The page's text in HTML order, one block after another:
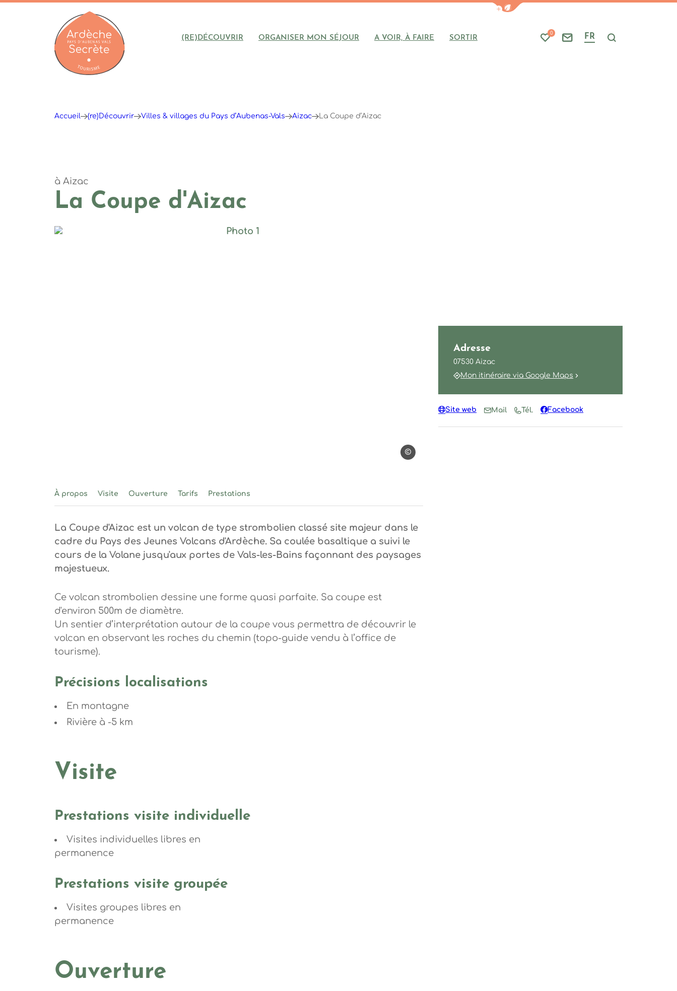
Afficher la barre de navigation du
(RE)DÉCOUVRIR ORGANISER MON SÉJOUR A VOIR, À FAIRE SORTIR Mes favoris
0
Nous contacter
FR Je recherche
Accueil (re)Découvrir Villes & villages du Pays d’Aubenas-Vals Aizac La Coupe d’Aizac
à Aizac
La Coupe d'Aizac
Photo 1, © Stéphane Tripot
Stéphane Tripot
À propos Visite Ouverture Tarifs Prestations
La Coupe d'Aizac est un volcan de type strombolien classé site majeur dans le
cadre du Pays des Jeunes Volcans d'Ardèche. Sa coulée basaltique a suivi le
cours de la Volane jusqu'aux portes de Vals-les-Bains façonnant des paysages
majestueux.
Ce volcan strombolien dessine une forme quasi parfaite. Sa coupe est
d'environ 500m de diamètre.
Un sentier d’interprétation autour de la coupe vous permettra de découvrir le
volcan en observant les roches du chemin (topo-guide vendu à l’office de
tourisme).
Précisions localisations
En montagne
Rivière à -5 km
Visite
Prestations visite individuelle
Visites individuelles libres en
permanence
Prestations visite groupée
Visites groupes libres en
permanence
Ouverture
Adresse
07530 Aizac
Mon itinéraire via Google Maps
Site web Mail Tél. Facebook